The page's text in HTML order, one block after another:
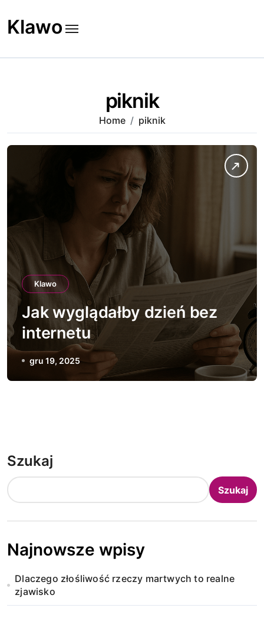
to
content
Klawo
piknik
Home piknik
Klawo
Jak wyglądałby dzień bez
internetu
gru 19, 2025
Szukaj
Szukaj
Najnowsze wpisy
Dlaczego złośliwość rzeczy martwych to realne
zjawisko